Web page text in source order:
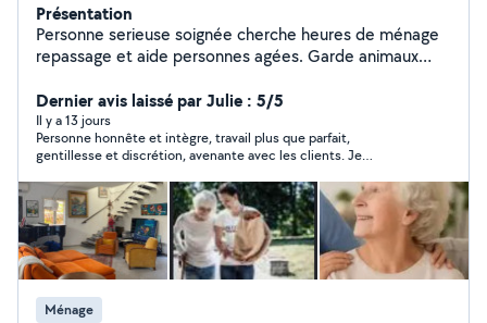
Présentation
Personne serieuse soignée cherche heures de ménage
repassage et aide personnes agées. Garde animaux
secteur hyeres et environ 10km.
Dernier avis laissé par Julie : 5/5
Il y a 13 jours
Personne honnête et intègre, travail plus que parfait,
gentillesse et discrétion, avenante avec les clients. Je
perfectionniste. Merci Isabelle
Ménage